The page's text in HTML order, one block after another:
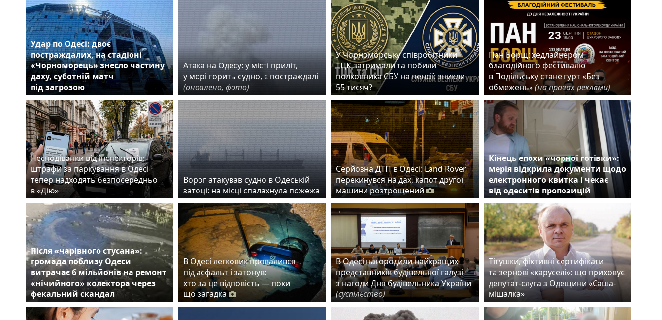
Удар по Одесі: двоє
постраждалих, на стадіоні
«Чорноморець» знесло частину
даху, суботній матч
під загрозою
Атака на Одесу: у місті приліт,
у морі горить судно, є постраждалі
(оновлено, фото)
У Чорноморську співробітники
ТЦК затримали та побили
полковника СБУ на пенсії: зникли
55 тисяч?
Пан Борщ: хедлайнером
благодійного фестивалю
в Подільську стане гурт «Без
обмежень»(на правах реклами)
Несподіванки від інспекторів:
штрафи за паркування в Одесі
тепер надходять безпосередньо
в «Дію»
Ворог атакував судно в Одеській
затоці: на місці спалахнула пожежа
Серйозна ДТП в Одесі: Land Rover
перекинувся на дах, капот другої
машини розтрощений
Кінець епохи «чорної готівки»:
мерія відкрила документи щодо
електронного квитка і чекає
від одеситів пропозицій
Після «чарівного стусана»:
громада поблизу Одеси
витрачає 6 мільйонів на ремонт
«нічийного» колектора через
фекальний скандал
В Одесі легковик провалився
під асфальт і затонув:
хто за це відповість — поки
що загадка
В Одесі нагородили найкращих
представників будівельної галузі
з нагоди Дня будівельника України
(суспільство)
Тітушки, фіктивні сертифікати
та зернові «каруселі»: що приховує
депутат-слуга з Одещини «Саша-
мішалка»